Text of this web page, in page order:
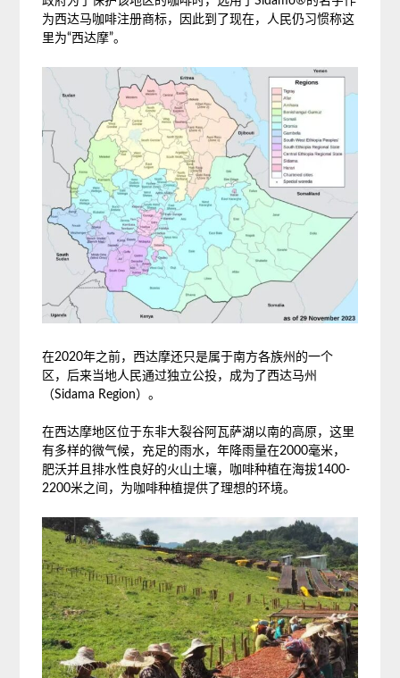
为西达马咖啡注册商标，因此到了现在，人民仍习惯称这
里为“西达摩”。
在2020年之前，西达摩还只是属于南方各族州的一个
区，后来当地人民通过独立公投，成为了西达马州
（Sidama Region）。
在西达摩地区位于东非大裂谷阿瓦萨湖以南的高原，这里
有多样的微气候，充足的雨水，年降雨量在2000毫米，
肥沃并且排水性良好的火山土壤，咖啡种植在海拔1400-
2200米之间，为咖啡种植提供了理想的环境。